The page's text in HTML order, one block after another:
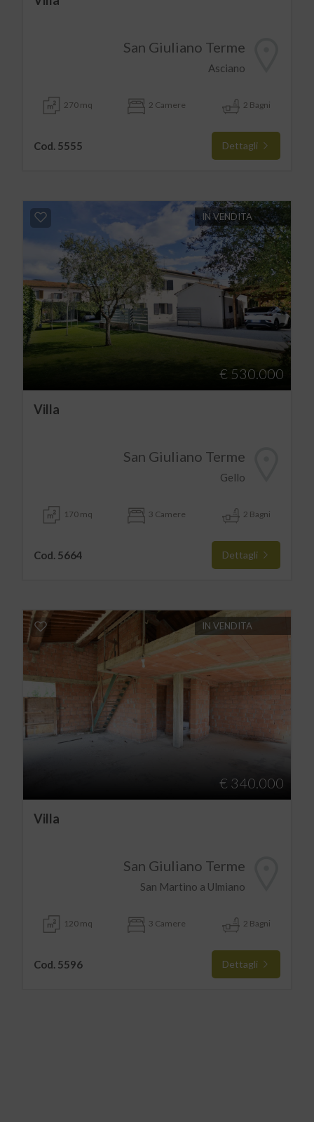
San Giuliano Terme
Asciano
270 mq 2 Camere 2 Bagni
Cod. 5555 Dettagli
IN VENDITA
€ 530.000
Villa
San Giuliano Terme
Gello
170 mq 3 Camere 2 Bagni
Cod. 5664 Dettagli
IN VENDITA
€ 340.000
Villa
San Giuliano Terme
San Martino a Ulmiano
120 mq 3 Camere 2 Bagni
Cod. 5596 Dettagli